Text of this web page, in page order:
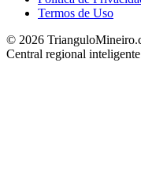
Termos de Uso
© 2026
Central regional